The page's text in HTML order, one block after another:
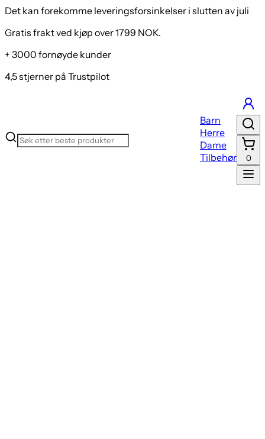
Det kan forekomme leveringsforsinkelser i slutten av juli
Gratis frakt ved kjøp over 1799 NOK.
+ 3000 fornøyde kunder
4,5 stjerner på Trustpilot
Barn
Herre
Dame
Tilbehør
0